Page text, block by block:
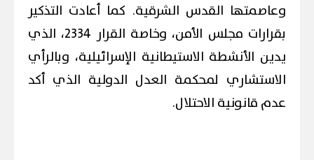
وعاصمتها القدس الشرقية. كما أعادت التذكير
بقرارات مجلس الأمن، وخاصة القرار 2334، الذي
يدين الأنشطة الاستيطانية الإسرائيلية، وبالرأي
الاستشاري لمحكمة العدل الدولية الذي أكد
عدم قانونية الاحتلال.